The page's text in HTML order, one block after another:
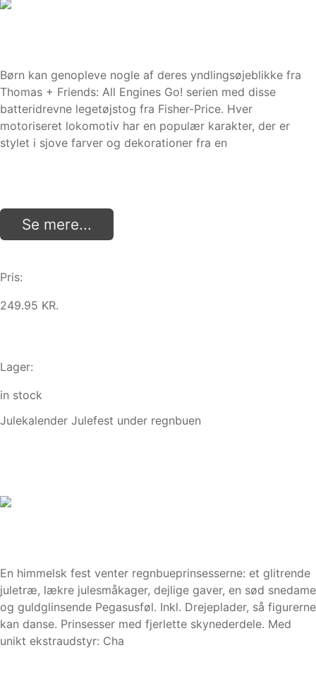
Børn kan genopleve nogle af deres yndlingsøjeblikke fra
Thomas + Friends: All Engines Go! serien med disse
batteridrevne legetøjstog fra Fisher-Price. Hver
motoriseret lokomotiv har en populær karakter, der er
stylet i sjove farver og dekorationer fra en
Se mere...
Pris:
249.95 KR.
Lager:
in stock
Julekalender Julefest under regnbuen
En himmelsk fest venter regnbueprinsesserne: et glitrende
juletræ, lækre julesmåkager, dejlige gaver, en sød snedame
og guldglinsende Pegasusføl. Inkl. Drejeplader, så figurerne
kan danse. Prinsesser med fjerlette skynederdele. Med
unikt ekstraudstyr: Cha